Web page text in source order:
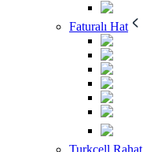
Faturalı Hat
Turkcell Rahat